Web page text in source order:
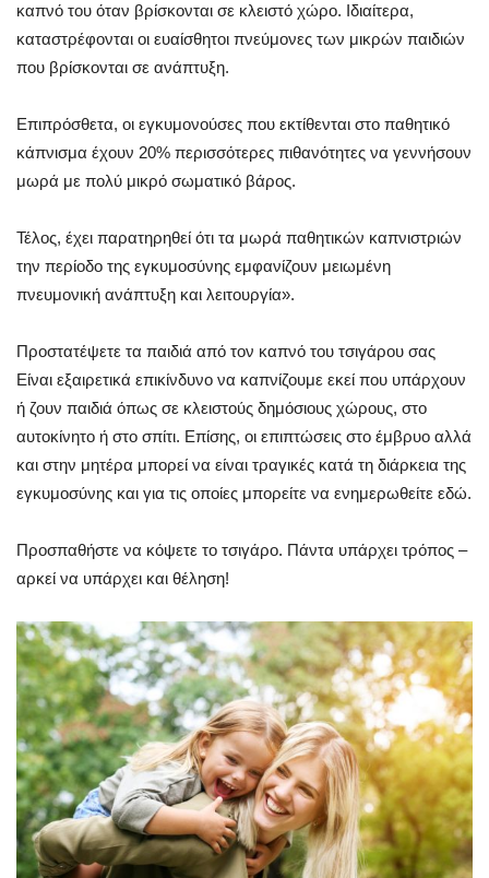
καπνό του όταν βρίσκονται σε κλειστό χώρο. Ιδιαίτερα,
καταστρέφονται οι ευαίσθητοι πνεύμονες των μικρών παιδιών
που βρίσκονται σε ανάπτυξη.
Επιπρόσθετα, οι εγκυμονούσες που εκτίθενται στο παθητικό
κάπνισμα έχουν 20% περισσότερες πιθανότητες να γεννήσουν
μωρά με πολύ μικρό σωματικό βάρος.
Τέλος, έχει παρατηρηθεί ότι τα μωρά παθητικών καπνιστριών
την περίοδο της εγκυμοσύνης εμφανίζουν μειωμένη
πνευμονική ανάπτυξη και λειτουργία».
Προστατέψετε τα παιδιά από τον καπνό του τσιγάρου σας
Είναι εξαιρετικά επικίνδυνο να καπνίζουμε εκεί που υπάρχουν
ή ζουν παιδιά όπως σε κλειστούς δημόσιους χώρους, στο
αυτοκίνητο ή στο σπίτι. Επίσης, οι επιπτώσεις στο έμβρυο αλλά
και στην μητέρα μπορεί να είναι τραγικές κατά τη διάρκεια της
εγκυμοσύνης και για τις οποίες μπορείτε να ενημερωθείτε εδώ.
Προσπαθήστε να κόψετε το τσιγάρο. Πάντα υπάρχει τρόπος –
αρκεί να υπάρχει και θέληση!